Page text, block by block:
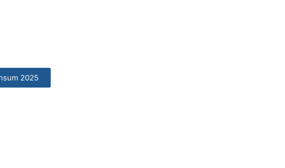
2025